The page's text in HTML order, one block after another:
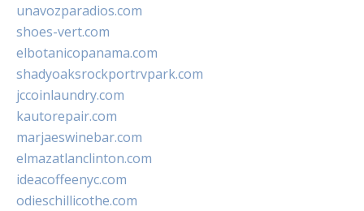
unavozparadios.com
shoes-vert.com
elbotanicopanama.com
shadyoaksrockportrvpark.com
jccoinlaundry.com
kautorepair.com
marjaeswinebar.com
elmazatlanclinton.com
ideacoffeenyc.com
odieschillicothe.com